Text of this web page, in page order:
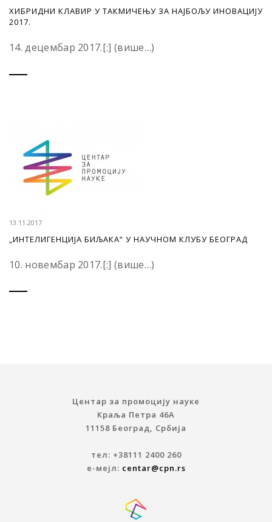
ХИБРИДНИ КЛАВИР У ТАКМИЧЕЊУ ЗА НАЈБОЉУ ИНОВАЦИЈУ
2017.
14. децембар 2017.[:] (више…)
13.11.2017
„ИНТЕЛИГЕНЦИЈА БИЉАКА“ У НАУЧНОМ КЛУБУ БЕОГРАД
10. новембар 2017.[:] (више…)
Центар за промоцију науке
Краља Петра 46A
11158 Београд, Србија
тел: +38111 2400 260
е-мејл: centar@cpn.rs